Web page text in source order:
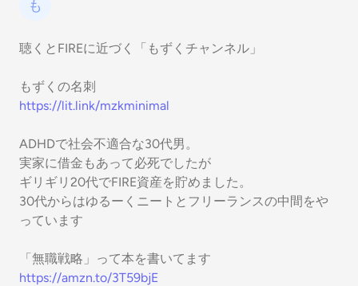
聴くとFIREに近づく「もずくチャンネル」
もずくの名刺
https://lit.link/mzkminimal
ADHDで社会不適合な30代男。
実家に借金もあって必死でしたが
ギリギリ20代でFIRE資産を貯めました。
30代からはゆるーくニートとフリーランスの中間をや
っています
「無職戦略」って本を書いてます
https://amzn.to/3T59bjE